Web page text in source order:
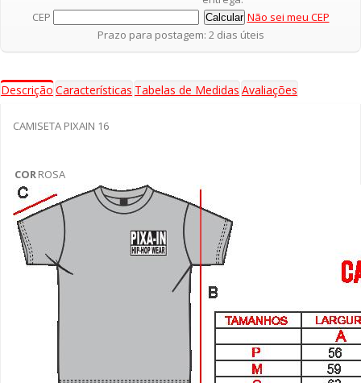
CEP
Não sei meu CEP
Prazo para postagem: 2 dias úteis
Descrição Características Tabelas de Medidas Avaliações
CAMISETA PIXAIN 16
COR ROSA